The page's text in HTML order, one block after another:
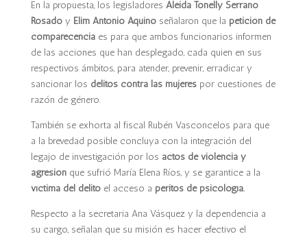
En la propuesta, los legisladores Aleida Tonelly Serrano
Rosado y Elim Antonio Aquino señalaron que la petición de
comparecenciaes para que ambos funcionarios informen
de las acciones que han desplegado, cada quien en sus
respectivos ámbitos, para atender, prevenir, erradicar y
sancionar los delitos contra las mujerespor cuestiones de
razón de género.
También se exhorta al fiscal Rubén Vasconcelos para que
a la brevedad posible concluya con la integración del
legajo de investigación por los actos de violencia y
agresiónque sufrió María Elena Ríos, y se garantice a la
víctima del delito el acceso a peritos de psicología.
Respecto a la secretaria Ana Vásquez y la dependencia a
su cargo, señalan que su misión es hacer efectivo el